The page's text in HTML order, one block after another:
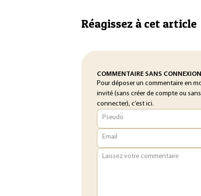
Réagissez à cet article
COMMENTAIRE SANS CONNEXION
Pour déposer un commentaire en
invité (sans créer de compte ou
connecter), c’est ici.
Pseudo
Email
Laissez votre commentaire